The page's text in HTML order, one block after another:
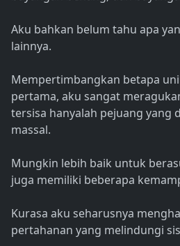
Aku bahkan belum tahu apa
lainnya.
Mempertimbangkan betapa
pertama, aku sangat
tersisa hanyalah pejuang yang
massal.
Mungkin lebih baik untuk
juga memiliki beberapa
Kurasa aku seharusnya
pertahanan yang melindungi